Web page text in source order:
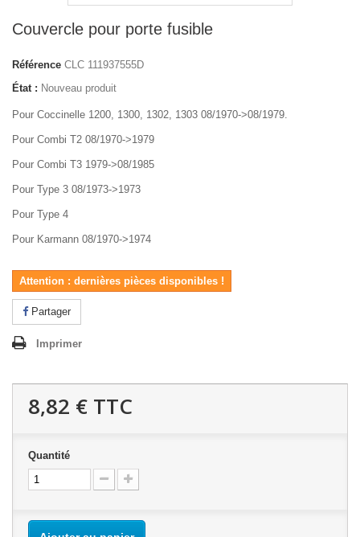
Couvercle pour porte fusible
Référence CLC 111937555D
État : Nouveau produit
Pour Coccinelle 1200, 1300, 1302, 1303 08/1970->08/1979.
Pour Combi T2 08/1970->1979
Pour Combi T3 1979->08/1985
Pour Type 3 08/1973->1973
Pour Type 4
Pour Karmann 08/1970->1974
Attention : dernières pièces disponibles !
Partager
Imprimer
8,82 € TTC
Quantité